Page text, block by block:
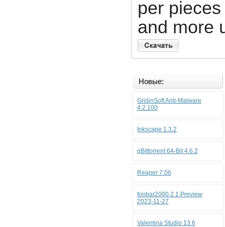
per
and more
Новые:
GridinSoft Anti-Malware
4.2.100
Inkscape 1.3.2
qBittorrent 64-Bit 4.6.2
Reaper 7.06
foobar2000 2.1 Preview
2023-11-27
Valentina Studio 13.6